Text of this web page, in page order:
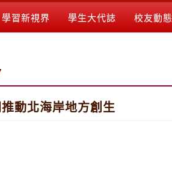
學習新視界 學生大代誌 校友動態
動北海岸地方創生